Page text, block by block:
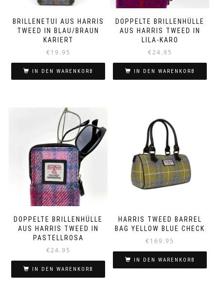
gewählt
werden
BRILLENETUI AUS HARRIS
TWEED IN BLAU/BRAUN
KARIERT
€19.95
IN DEN WARENKORB
DOPPELTE BRILLENHÜLLE
AUS HARRIS TWEED IN
LILA-KARO
€24.95
IN DEN WARENKORB
DOPPELTE BRILLENHÜLLE
AUS HARRIS TWEED IN
PASTELLROSA
€24.95
IN DEN WARENKORB
HARRIS TWEED BARREL
BAG YELLOW BLUE CHECK
€169.95
IN DEN WARENKORB